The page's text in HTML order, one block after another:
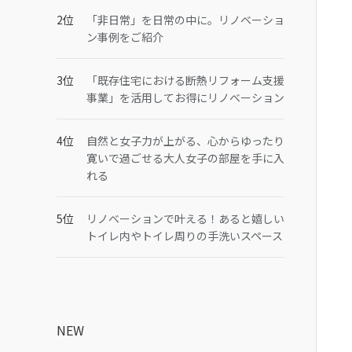
「非日常」を日常の中に。リノベーショ
ン事例をご紹介
「既存住宅における断熱リフォーム支援
事業」を活用してお得にリノベーション
自然と女子力が上がる、心からゆったり
寛いで過ごせる大人女子の部屋を手に入
れる
リノベーションで叶える！あると嬉しい
トイレ内やトイレ周りの手洗いスペース
NEW